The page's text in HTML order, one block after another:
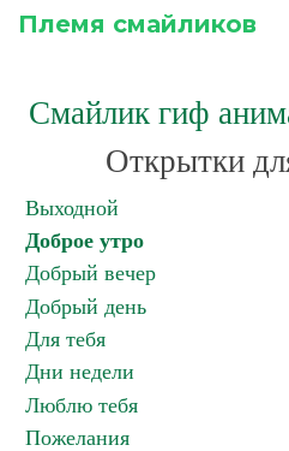
Племя смайликов
Смайлик гиф
Открытки
Выходной
Доброе утро
Добрый вечер
Добрый день
Для тебя
Дни недели
Люблю тебя
Пожелания